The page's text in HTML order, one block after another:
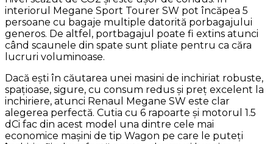
interiorul Megane Sport Tourer SW pot încăpea 5
persoane cu bagaje multiple datorită porbagajului
generos. De altfel, portbagajul poate fi extins atunci
când scaunele din spate sunt pliate pentru ca căra
lucruri voluminoase.
Dacă ești în căutarea unei masini de inchiriat robuste,
spațioase, sigure, cu consum redus și preț excelent la
inchiriere, atunci Renaul Megane SW este clar
alegerea perfectă. Cutia cu 6 rapoarte și motorul 1.5
dCi fac din acest model una dintre cele mai
economice mașini de tip Wagon pe care le puteți